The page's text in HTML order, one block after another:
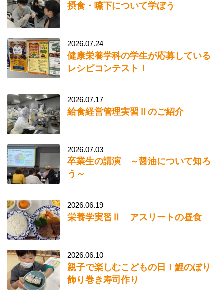
摂食・嚥下について学ぼう
2026.07.24
健康栄養学科の学生が応募している
レシピコンテスト！
2026.07.17
給食経営管理実習Ⅱのご紹介
2026.07.03
卒業生の講演 ～醤油について知ろ
う～
2026.06.19
栄養学実習Ⅱ アスリートの昼食
2026.06.10
親子で楽しむこどもの日！鯉のぼり
飾り巻き寿司作り